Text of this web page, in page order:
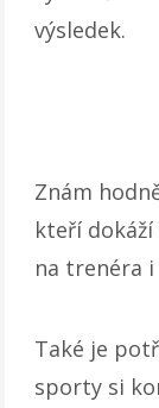
výsledek.
Znám
kteří
na trenéra
Také je
sporty si